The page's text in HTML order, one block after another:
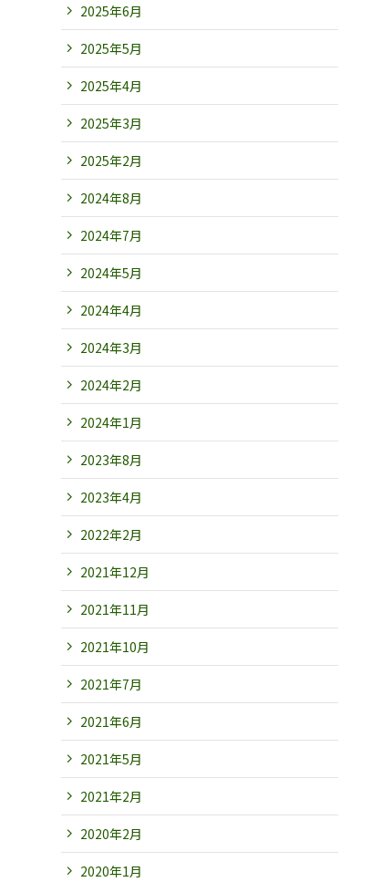
2025年6月
2025年5月
2025年4月
2025年3月
2025年2月
2024年8月
2024年7月
2024年5月
2024年4月
2024年3月
2024年2月
2024年1月
2023年8月
2023年4月
2022年2月
2021年12月
2021年11月
2021年10月
2021年7月
2021年6月
2021年5月
2021年2月
2020年2月
2020年1月